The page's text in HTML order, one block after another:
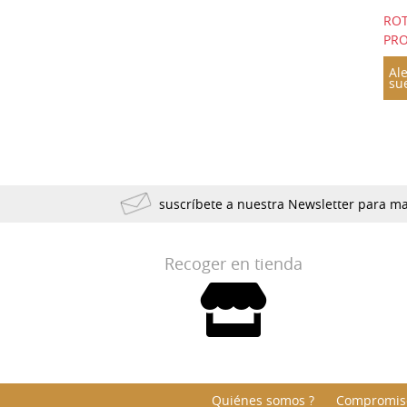
suscríbete a nuestra Newsletter para
Recoger en tienda
Quiénes somos ?